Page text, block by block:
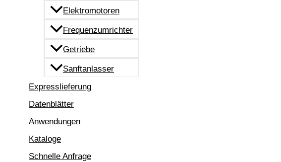
Elektromotoren
Frequenzumrichter
Getriebe
Sanftanlasser
Expresslieferung
Datenblätter
Anwendungen
Kataloge
Schnelle Anfrage